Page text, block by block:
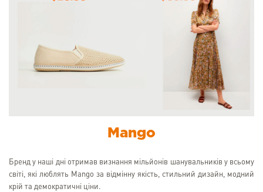
Mango
Бренд у наші дні отримав визнання мільйонів шанувальників у всьому
світі, які люблять Mango за відмінну якість, стильний дизайн, модний
крій та демократичні ціни.